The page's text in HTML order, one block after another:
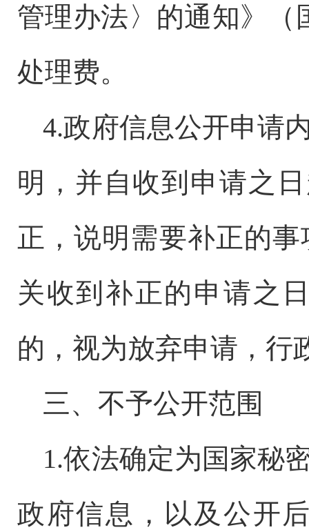
管理办法〉的通知》（
处理费。
4.政府信息公开申请
明，并自收到申请之
正，说明需要补正的
关收到补正的申请之
的，视为放弃申请，行
三、不予公开范围
1.依法确定为国家秘
政府信息，以及公开